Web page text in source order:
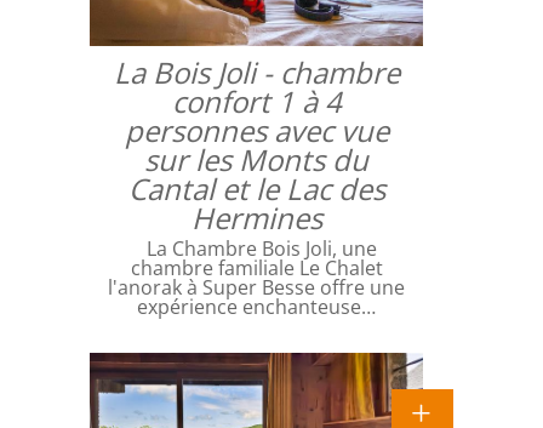
La Bois Joli - chambre
confort 1 à 4
personnes avec vue
sur les Monts du
Cantal et le Lac des
Hermines
La Chambre Bois Joli, une
chambre familiale Le Chalet
l'anorak à Super Besse offre une
expérience enchanteuse…